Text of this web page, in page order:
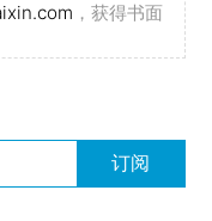
，获得书面
订阅